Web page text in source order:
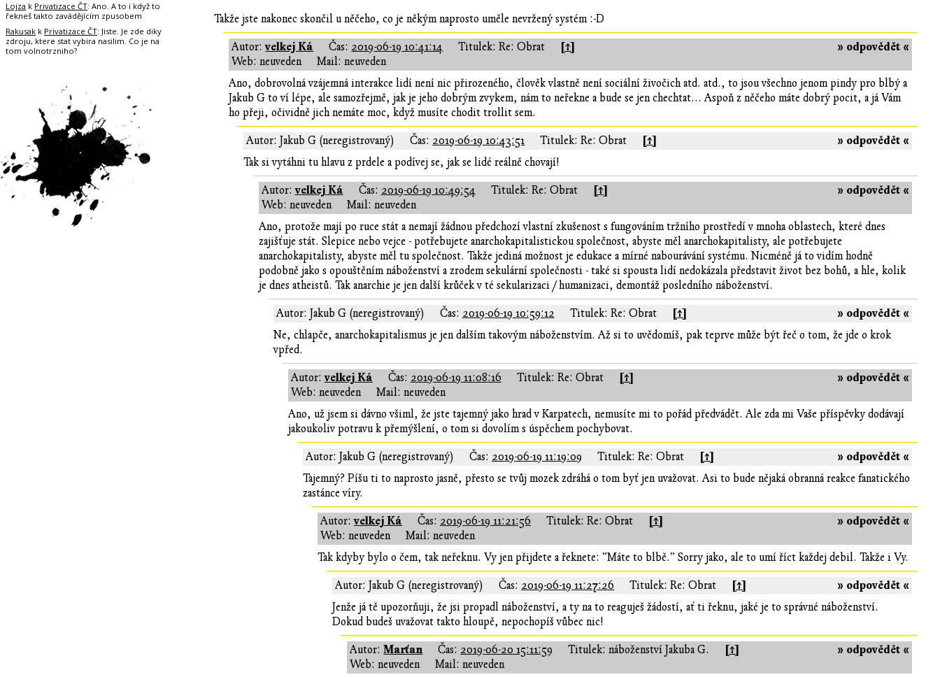
Takže jste nakonec skončil u něčeho, co je někým naprosto uměle nevržený systém :-D
» odpovědět «
Autor:velkej Ká Čas: 2019-06-19 10:41:14 Titulek: Re: Obrat [↑]
Web: neuveden
Mail: neuveden
Ano, dobrovolná vzájemná interakce lidí není nic přirozeného, člověk vlastně není sociální živočich atd. atd., to jsou všechno jenom pindy pro blbý a
Jakub G to ví lépe, ale samozřejmě, jak je jeho dobrým zvykem, nám to neřekne a bude se jen chechtat... Aspoň z něčeho máte dobrý pocit, a já Vám
ho přeji, očividně jich nemáte moc, když musíte chodit trollit sem.
» odpovědět «
Autor: Jakub G (neregistrovaný) Čas: 2019-06-19 10:43:51 Titulek: Re: Obrat [↑]
Tak si vytáhni tu hlavu z prdele a podívej se, jak se lidé reálně chovají!
» odpovědět «
Autor:velkej Ká Čas: 2019-06-19 10:49:54 Titulek: Re: Obrat [↑]
Web: neuveden
Mail: neuveden
Ano, protože mají po ruce stát a nemají žádnou předchozí vlastní zkušenost s fungováním tržního prostředí v mnoha oblastech, které dnes
zajišťuje stát. Slepice nebo vejce - potřebujete anarchokapitalistickou společnost, abyste měl anarchokapitalisty, ale potřebujete
anarchokapitalisty, abyste měl tu společnost. Takže jediná možnost je edukace a mírné nabourávání systému. Nicméně já to vidím hodně
podobně jako s opouštěním náboženství a zrodem sekulární společnosti - také si spousta lidí nedokázala představit život bez bohů, a hle, kolik
je dnes atheistů. Tak anarchie je jen další krůček v té sekularizaci / humanizaci, demontáž posledního náboženství.
» odpovědět «
Autor: Jakub G (neregistrovaný) Čas: 2019-06-19 10:59:12 Titulek: Re: Obrat [↑]
Ne, chlapče, anarchokapitalismus je jen dalším takovým náboženstvím. Až si to uvědomíš, pak teprve může být řeč o tom, že jde o krok
vpřed.
» odpovědět «
Autor:velkej Ká Čas: 2019-06-19 11:08:16 Titulek: Re: Obrat [↑]
Web: neuveden
Mail: neuveden
Ano, už jsem si dávno všiml, že jste tajemný jako hrad v Karpatech, nemusíte mi to pořád předvádět. Ale zda mi Vaše příspěvky dodávají
jakoukoliv potravu k přemýšlení, o tom si dovolím s úspěchem pochybovat.
» odpovědět «
Autor: Jakub G (neregistrovaný) Čas: 2019-06-19 11:19:09 Titulek: Re: Obrat [↑]
Tajemný? Píšu ti to naprosto jasně, přesto se tvůj mozek zdráhá o tom byť jen uvažovat. Asi to bude nějaká obranná reakce fanatického
zastánce víry.
» odpovědět «
Autor:velkej Ká Čas: 2019-06-19 11:21:56 Titulek: Re: Obrat [↑]
Web: neuveden
Mail: neuveden
Tak kdyby bylo o čem, tak neřeknu. Vy jen přijdete a řeknete: "Máte to blbě." Sorry jako, ale to umí říct každej debil. Takže i Vy.
» odpovědět «
Autor: Jakub G (neregistrovaný) Čas: 2019-06-19 11:27:26 Titulek: Re: Obrat [↑]
Jenže já tě upozorňuji, že jsi propadl náboženství, a ty na to reaguješ žádostí, ať ti řeknu, jaké je to správné náboženství.
Dokud budeš uvažovat takto hloupě, nepochopíš vůbec nic!
» odpovědět «
Autor:Marťan Čas: 2019-06-20 15:11:59 Titulek: náboženství Jakuba G. [↑]
Web: neuveden
Mail: neuveden
Lojza k Privatizace ČT: Ano. A to i když to
řekneš takto zavádějícím zpusobem
Rakusak k Privatizace ČT: Jiste. Je zde diky
zdroju, ktere stat vybira nasilim. Co je na
tom volnotrzniho?